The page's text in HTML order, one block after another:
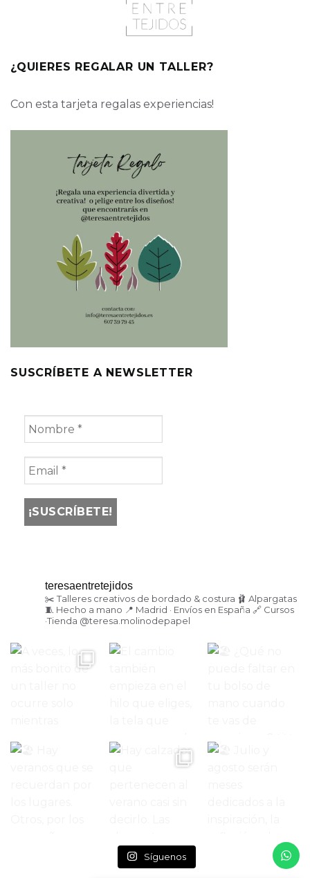
¿QUIERES REGALAR UN TALLER?
Con esta tarjeta regalas experiencias!
SUSCRÍBETE A NEWSLETTER
teresaentretejidos
✂️ Talleres creativos de bordado & costura 🩰 Alpargatas
🧵 Hecho a mano 📍 Madrid · Envíos en España 🔗 Cursos
·Tienda @teresa.molinodepapel
Síguenos